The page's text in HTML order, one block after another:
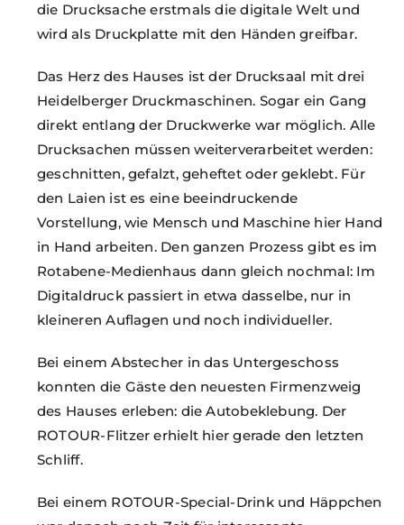
die Drucksache erstmals die digitale Welt und
wird als Druckplatte mit den Händen greifbar.
Das Herz des Hauses ist der Drucksaal mit drei
Heidelberger Druckmaschinen. Sogar ein Gang
direkt entlang der Druckwerke war möglich. Alle
Drucksachen müssen weiterverarbeitet werden:
geschnitten, gefalzt, geheftet oder geklebt. Für
den Laien ist es eine beeindruckende
Vorstellung, wie Mensch und Maschine hier Hand
in Hand arbeiten. Den ganzen Prozess gibt es im
Rotabene-Medienhaus dann gleich nochmal: Im
Digitaldruck passiert in etwa dasselbe, nur in
kleineren Auflagen und noch individueller.
Bei einem Abstecher in das Untergeschoss
konnten die Gäste den neuesten Firmenzweig
des Hauses erleben: die Autobeklebung. Der
ROTOUR-Flitzer erhielt hier gerade den letzten
Schliff.
Bei einem ROTOUR-Special-Drink und Häppchen